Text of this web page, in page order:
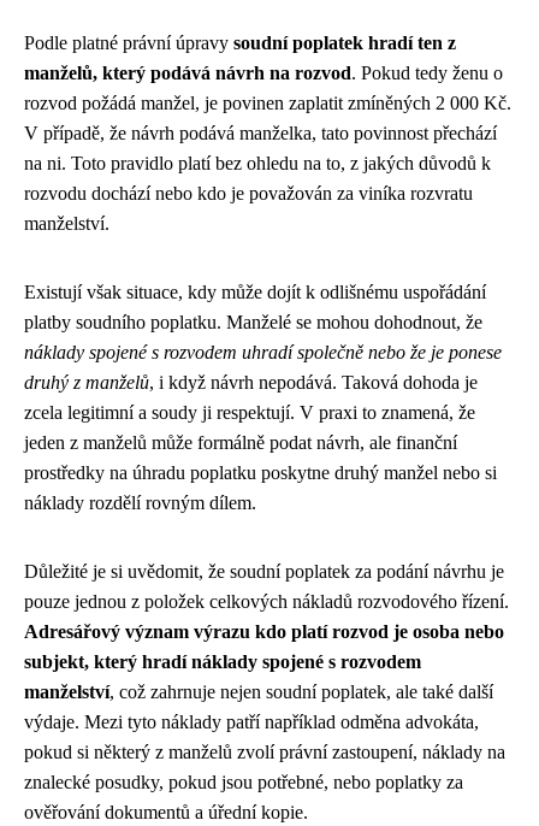
Podle platné právní úpravy soudní poplatek hradí ten z
manželů, který podává návrh na rozvod. Pokud tedy ženu o
rozvod požádá manžel, je povinen zaplatit zmíněných 2 000 Kč.
V případě, že návrh podává manželka, tato povinnost přechází
na ni. Toto pravidlo platí bez ohledu na to, z jakých důvodů k
rozvodu dochází nebo kdo je považován za viníka rozvratu
manželství.
Existují však situace, kdy může dojít k odlišnému uspořádání
platby soudního poplatku. Manželé se mohou dohodnout, že
náklady spojené s rozvodem uhradí společně nebo že je ponese
druhý z manželů, i když návrh nepodává. Taková dohoda je
zcela legitimní a soudy ji respektují. V praxi to znamená, že
jeden z manželů může formálně podat návrh, ale finanční
prostředky na úhradu poplatku poskytne druhý manžel nebo si
náklady rozdělí rovným dílem.
Důležité je si uvědomit, že soudní poplatek za podání návrhu je
pouze jednou z položek celkových nákladů rozvodového řízení.
Adresářový význam výrazu kdo platí rozvod je osoba nebo
subjekt, který hradí náklady spojené s rozvodem
manželství, což zahrnuje nejen soudní poplatek, ale také další
výdaje. Mezi tyto náklady patří například odměna advokáta,
pokud si některý z manželů zvolí právní zastoupení, náklady na
znalecké posudky, pokud jsou potřebné, nebo poplatky za
ověřování dokumentů a úřední kopie.